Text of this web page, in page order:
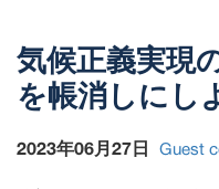
気候正義実現
を帳消しにし
2023年06月27日 Guest